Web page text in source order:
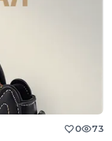
0 73